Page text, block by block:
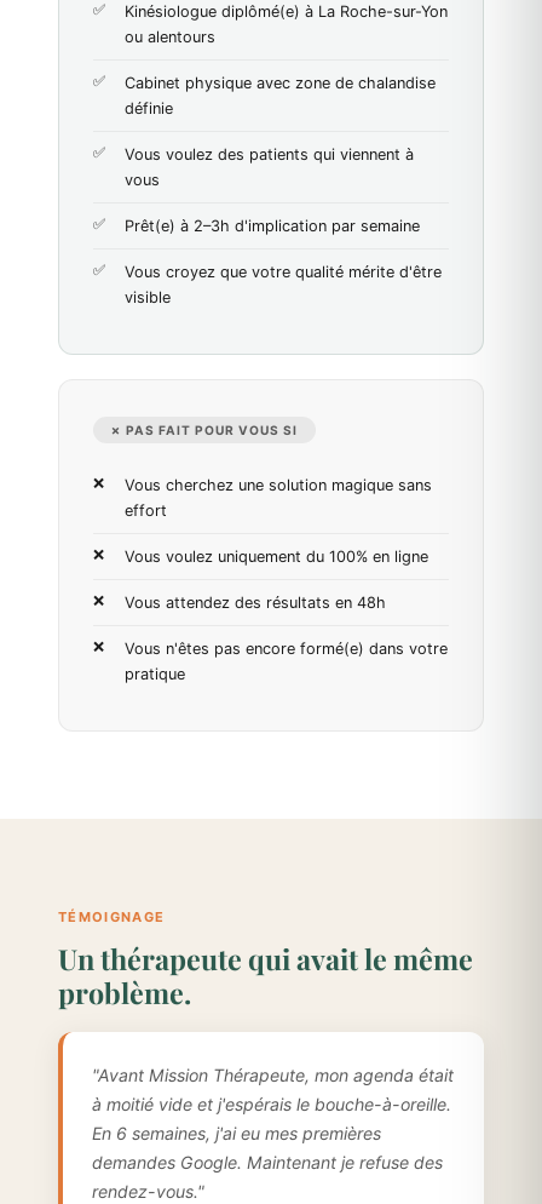
Kinésiologue diplômé(e) à La Roche-sur-Yon
ou alentours
Cabinet physique avec zone de chalandise
définie
Vous voulez des patients qui viennent à
vous
Prêt(e) à 2–3h d'implication par semaine
Vous croyez que votre qualité mérite d'être
visible
✗ PAS FAIT POUR VOUS SI
Vous cherchez une solution magique sans
effort
Vous voulez uniquement du 100% en ligne
Vous attendez des résultats en 48h
Vous n'êtes pas encore formé(e) dans votre
pratique
TÉMOIGNAGE
Un thérapeute qui avait le même
problème.
"Avant Mission Thérapeute, mon agenda était
à moitié vide et j'espérais le bouche-à-oreille.
En 6 semaines, j'ai eu mes premières
demandes Google. Maintenant je refuse des
rendez-vous."